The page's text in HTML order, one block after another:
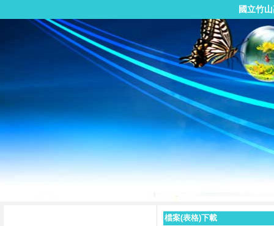
國立竹
檔案(表格)下載